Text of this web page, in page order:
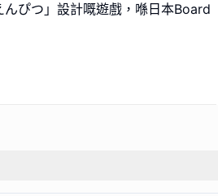
ぴつ」設計嘅遊戲，喺日本Board